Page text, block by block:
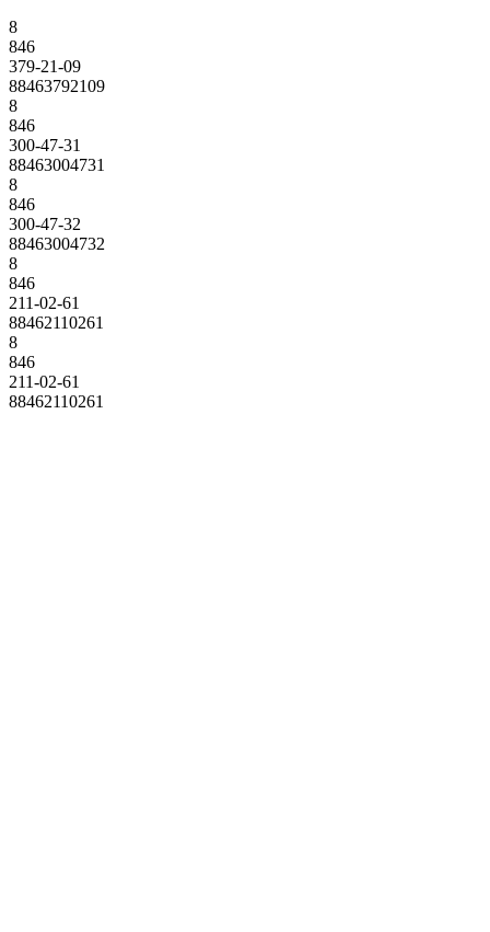
8
846
379-21-09
88463792109
8
846
300-47-31
88463004731
8
846
300-47-32
88463004732
8
846
211-02-61
88462110261
8
846
211-02-61
88462110261